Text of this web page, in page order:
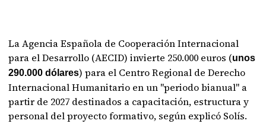
La Agencia Española de Cooperación Internacional
para el Desarrollo (AECID) invierte 250.000 euros (unos
290.000 dólares) para el Centro Regional de Derecho
Internacional Humanitario en un "periodo bianual" a
partir de 2027 destinados a capacitación, estructura y
personal del proyecto formativo, según explicó Solís.